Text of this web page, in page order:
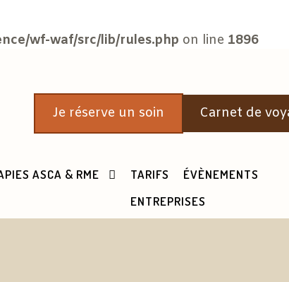
wf-waf/src/lib/rules.php on line 1896
Je réserve un soin Carnet de
ASCA & RME TARIFS
ÉVÈNEMENTS
ENTREPRISES